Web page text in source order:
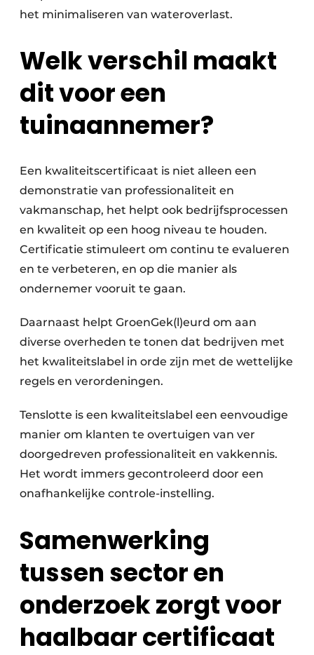
het minimaliseren van wateroverlast.
Welk verschil maakt
dit voor een
tuinaannemer?
Een kwaliteitscertificaat is niet alleen een
demonstratie van professionaliteit en
vakmanschap, het helpt ook bedrijfsprocessen
en kwaliteit op een hoog niveau te houden.
Certificatie stimuleert om continu te evalueren
en te verbeteren, en op die manier als
ondernemer vooruit te gaan.
Daarnaast helpt GroenGek(l)eurd om aan
diverse overheden te tonen dat bedrijven met
het kwaliteitslabel in orde zijn met de wettelijke
regels en verordeningen.
Tenslotte is een kwaliteitslabel een eenvoudige
manier om klanten te overtuigen van ver
doorgedreven professionaliteit en vakkennis.
Het wordt immers gecontroleerd door een
onafhankelijke controle-instelling.
Samenwerking
tussen sector en
onderzoek zorgt voor
haalbaar certificaat